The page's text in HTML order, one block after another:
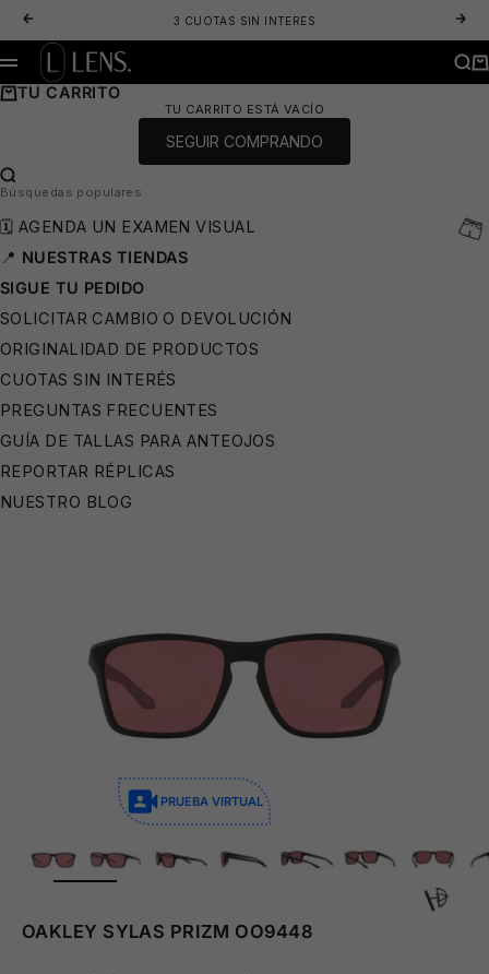
ANTERIOR
3 CUOTAS SIN INTERES
LENS. OPTICA ONLINE - LENTES DE SOL Y ANTEOJOS ÓPTICOS
MENÚ
TU CARRITO
TU CARRITO ESTÁ VACÍO
SEGUIR COMPRANDO
BUSCAR…
Búsquedas populares
🗓️ AGENDA UN EXAMEN VISUAL
📍 NUESTRAS TIENDAS
SIGUE TU PEDIDO
SOLICITAR CAMBIO O DEVOLUCIÓN
ORIGINALIDAD DE PRODUCTOS
CUOTAS SIN INTERÉS
PREGUNTAS FRECUENTES
GUÍA DE TALLAS PARA ANTEOJOS
REPORTAR RÉPLICAS
NUESTRO BLOG
PRUEBA VIRTUAL
ZOOM
OAKLEY SYLAS PRIZM OO9448
⛱️